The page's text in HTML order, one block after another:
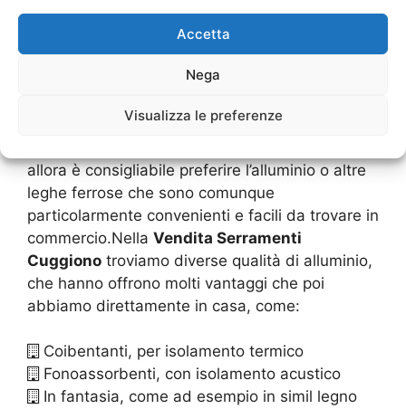
Accetta
Nega
Visualizza le preferenze
prodotti finiti, molto convenienti.Questo forse è
uno dei punti principali nella
Serramenti Cuggionoin alluminio o in PVC che
ha convinto tanti utenti a preferirli a diversi
poi dei pro e dei contro, se ci si vuole
allora è consigliabile preferire l’alluminio o altre
leghe ferrose che sono comunque
particolarmente convenienti e facili da trovare in
commercio.Nella Vendita Serramenti
Cuggiono troviamo diverse qualità di alluminio,
che hanno offrono molti vantaggi che poi
abbiamo direttamente in casa, come:
Coibentanti, per isolamento termico
Fonoassorbenti, con isolamento acustico
In fantasia, come ad esempio in simil legno